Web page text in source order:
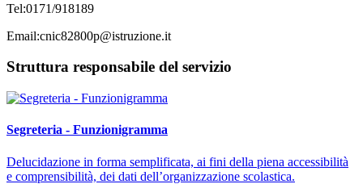
Tel:0171/918189
Email:cnic82800p@istruzione.it
Struttura responsabile del servizio
Segreteria - Funzionigramma
Delucidazione in forma semplificata, ai fini della piena accessibilità
e comprensibilità, dei dati dell’organizzazione scolastica.